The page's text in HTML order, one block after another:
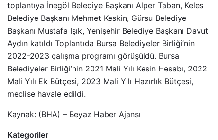
toplantıya İnegöl Belediye Başkanı Alper Taban, Keles
Belediye Başkanı Mehmet Keskin, Gürsu Belediye
Başkanı Mustafa Işık, Yenişehir Belediye Başkanı Davut
Aydın katıldı Toplantıda Bursa Belediyeler Birliği’nin
2022-2023 çalışma programı görüşüldü. Bursa
Belediyeler Birliği’nin 2021 Mali Yılı Kesin Hesabı, 2022
Mali Yılı Ek Bütçesi, 2023 Mali Yılı Hazırlık Bütçesi,
meclise havale edildi.
Kaynak: (BHA) – Beyaz Haber Ajansı
Kategoriler